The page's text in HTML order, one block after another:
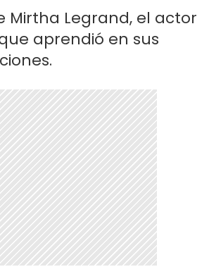
Mirtha Legrand, el actor
aprendió en sus